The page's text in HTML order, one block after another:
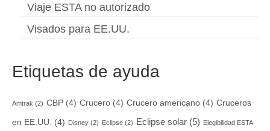
Viaje ESTA no autorizado
Visados para EE.UU.
Etiquetas de ayuda
Amtrak (2) CBP (4) Crucero (4) Crucero americano (4) Cruceros
en EE.UU. (4) Disney (2) Eclipse (2) Eclipse solar (5) Elegibilidad ESTA